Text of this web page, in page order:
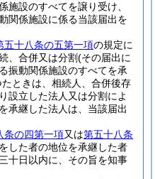
施設のすべてを譲り受け、
関係施設に係る当該届出を
五十八条の五第一項の規定に
、合併又は分割(その届出に
振動関係施設のすべてを承
ときは、相続人、合併後存
設立した法人又は分割によ
承継した法人は、当該届出
条の四第一項又は第五十八条
した者の地位を承継した者
十日以内に、その旨を知事